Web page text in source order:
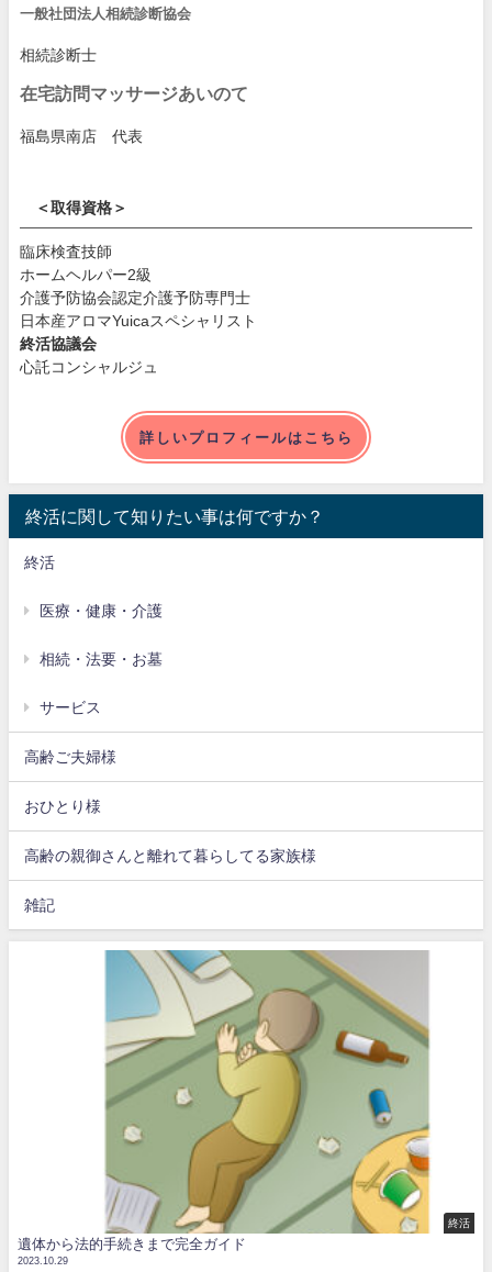
一般社団法人相続診断協会
相続診断士
在宅訪問マッサージあいのて
福島県南店 代表
＜取得資格＞
臨床検査技師
ホームヘルパー2級
介護予防協会認定介護予防専門士
日本産アロマYuicaスペシャリスト
終活協議会
心託コンシャルジュ
詳しいプロフィールはこちら
終活に関して知りたい事は何ですか？
終活
医療・健康・介護
相続・法要・お墓
サービス
高齢ご夫婦様
おひとり様
高齢の親御さんと離れて暮らしてる家族様
雑記
終活
遺体から法的手続きまで完全ガイド
2023.10.29